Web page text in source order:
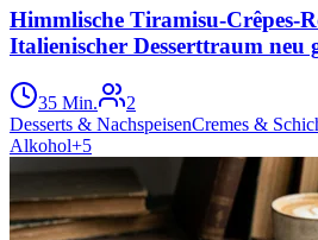
Himmlische Tiramisu-Crêpes-
Italienischer Desserttraum neu
35 Min.
2
Desserts & NachspeisenCremes &
Alkohol+5